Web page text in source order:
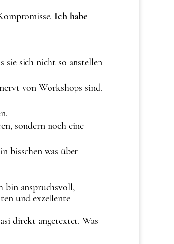
Ich habe
sie sich nicht so anstellen
von Workshops sind.
sondern noch eine
bisschen was über
bin anspruchsvoll,
und exzellente
direkt angetextet. Was